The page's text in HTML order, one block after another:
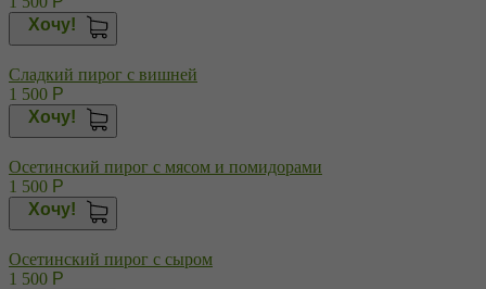
Хочу!
Сладкий пирог с вишней
1 500 Р
Хочу!
Осетинский пирог с мясом и помидорами
1 500 Р
Хочу!
Осетинский пирог с сыром
1 500 Р